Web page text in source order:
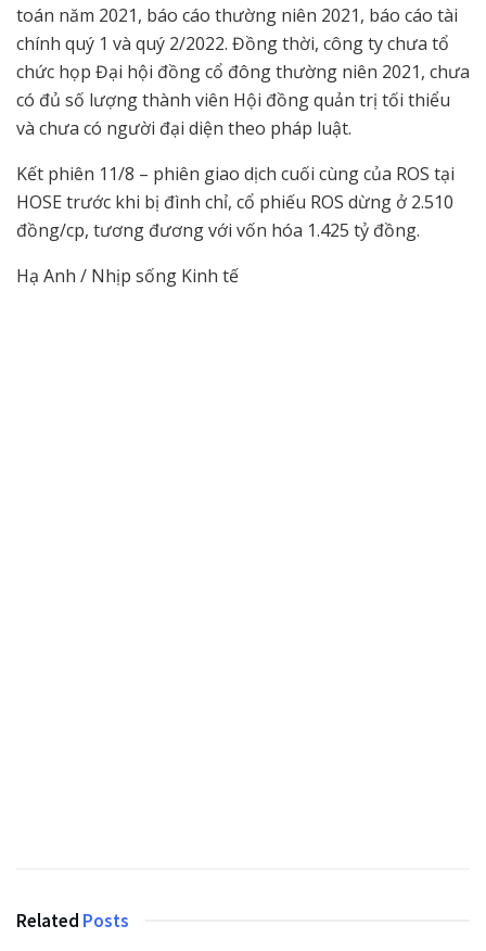
toán năm 2021, báo cáo thường niên 2021, báo cáo tài
chính quý 1 và quý 2/2022. Đồng thời, công ty chưa tổ
chức họp Đại hội đồng cổ đông thường niên 2021, chưa
có đủ số lượng thành viên Hội đồng quản trị tối thiểu
và chưa có người đại diện theo pháp luật.
Kết phiên 11/8 – phiên giao dịch cuối cùng của ROS tại
HOSE trước khi bị đình chỉ, cổ phiếu ROS dừng ở 2.510
đồng/cp, tương đương với vốn hóa 1.425 tỷ đồng.
Hạ Anh / Nhịp sống Kinh tế
Related Posts